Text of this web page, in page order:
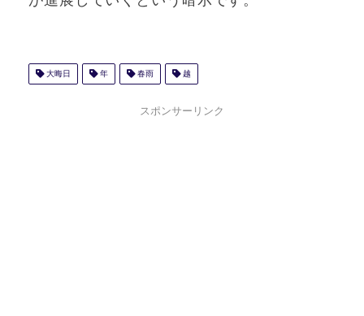
大晦日 年 春雨 越
スポンサーリンク